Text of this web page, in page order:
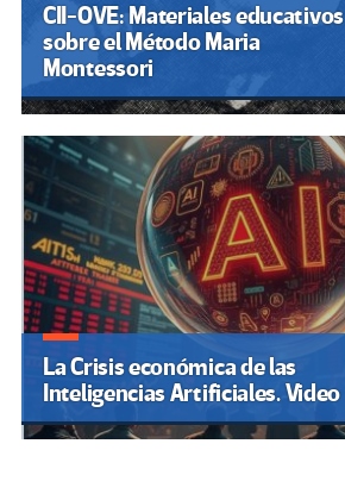
CII-OVE: Materiales educativos
sobre el Método Maria
Montessori
La Crisis económica de las
Inteligencias Artificiales. Video